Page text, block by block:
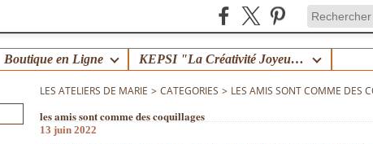
Boutique en Ligne KEPSI "La Créativité Joyeuse en Famille" !
LES ATELIERS DE MARIE > CATEGORIES > LES AMIS SONT COMME DES
les amis sont comme des coquillages
13 juin 2022